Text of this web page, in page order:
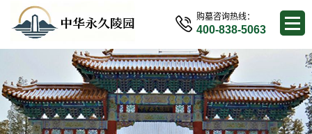
购墓咨询热线：
400-838-5063